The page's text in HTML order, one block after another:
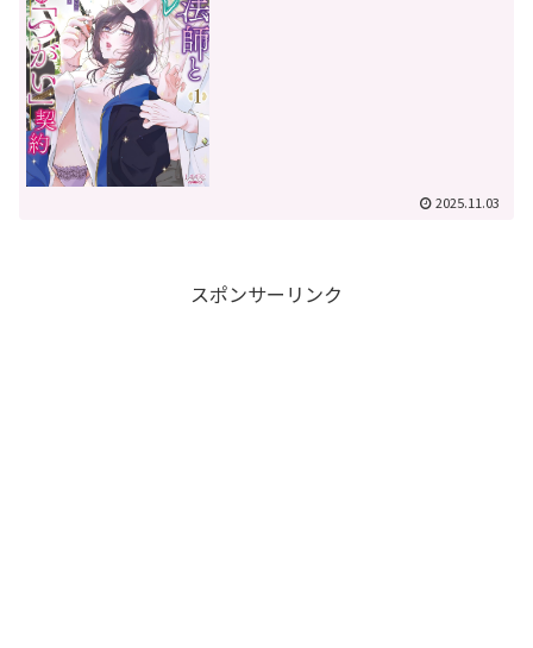
2025.11.03
スポンサーリンク